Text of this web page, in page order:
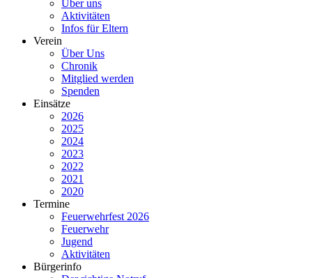
Über uns
Aktivitäten
Infos für Eltern
Verein
Über Uns
Chronik
Mitglied werden
Spenden
Einsätze
2026
2025
2024
2023
2022
2021
2020
Termine
Feuerwehrfest 2026
Feuerwehr
Jugend
Aktivitäten
Bürgerinfo